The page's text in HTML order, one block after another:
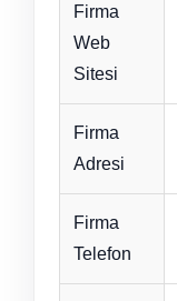
Firma
Web
Sitesi
Firma
Adresi
Firma
Telefon